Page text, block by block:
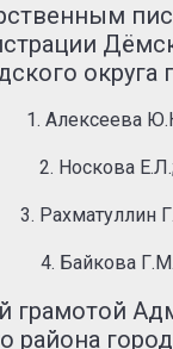
округа
1. Алексеева
2. Носкова
3. Рахматуллин
4. Байкова Г.М.
грамотой
района